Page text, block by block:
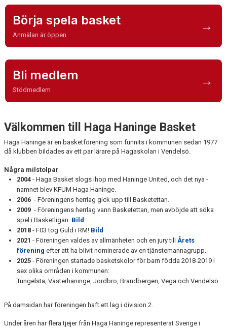
FÖRENINGSFÖRSÄLJNING
HAGA-SHOPPEN
TIDSLINJE
Börja spela basket
Anmälan är öppen
→
Bli medlem
Stödmedlem
→
Välkommen till Haga Haninge Basket
Haga Haninge är en basketförening som funnits i kommunen sedan 1977
då klubben bildades av ett par lärare på Hagaskolan i Vendelsö.
Några milstolpar
2004 - Haga Basket slogs ihop med Haninge United, och det nya ­
namnet blev KFUM Haga ­Haninge.
2006 - Föreningens herrlag gick upp till Basketettan.
2009 - Föreningens herrlag vann Basketettan, men avböjde att söka
spel i Basketligan. Bild
2018 - F03 tog Guld i RM! Bild
2021 - Föreningen valdes av allmänheten och en jury till Årets
förening efter att ha blivit nominerade av en tjänstemannagrupp.
2025 - Föreningen startade basketskolor för barn födda 2018-2019 i
sex olika områden i kommunen:
Tungelsta, Västerhaninge, Jordbro, Brandbergen, Vega och Vendelsö.
På damsidan har föreningen haft ett lag i division 2.
Under åren har flera tjejer från Haga Haninge representerat Sverige i